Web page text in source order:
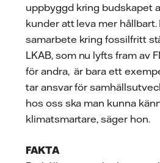
uppbyggd kring budskapet
kunder att leva mer hållbart.
samarbete kring fossilfritt
LKAB, som nu lyfts fram av
för andra, är bara ett
tar ansvar för
hos oss ska man kunna
klimatsmartare, säger hon.
FAKTA